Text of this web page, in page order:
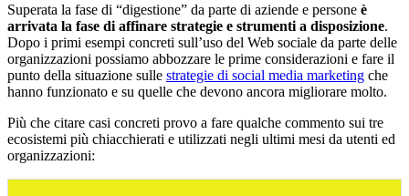
Superata la fase di “digestione” da parte di aziende e persone è
arrivata la fase di affinare strategie e strumenti a disposizione.
Dopo i primi esempi concreti sull’uso del Web sociale da parte delle
organizzazioni possiamo abbozzare le prime considerazioni e fare il
punto della situazione sulle strategie di social media marketing che
hanno funzionato e su quelle che devono ancora migliorare molto.
Più che citare casi concreti provo a fare qualche commento sui tre
ecosistemi più chiacchierati e utilizzati negli ultimi mesi da utenti ed
organizzazioni: